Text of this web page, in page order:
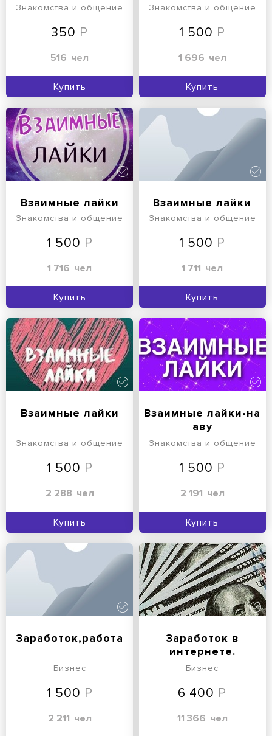
Знакомства и общение
350
516 чел
Купить
Знакомства и общение
1 500
1 696 чел
Купить
Взаимные лайки
Знакомства и общение
1 500
1 716 чел
Купить
Взаимные лайки
Знакомства и общение
1 500
1 711 чел
Купить
Взаимные лайки
Знакомства и общение
1 500
2 288 чел
Купить
Взаимные лайки•на
аву
Знакомства и общение
1 500
2 191 чел
Купить
Заработок,работа
Бизнес
1 500
2 211 чел
Заработок в
интернете.
Бизнес
6 400
11 366 чел